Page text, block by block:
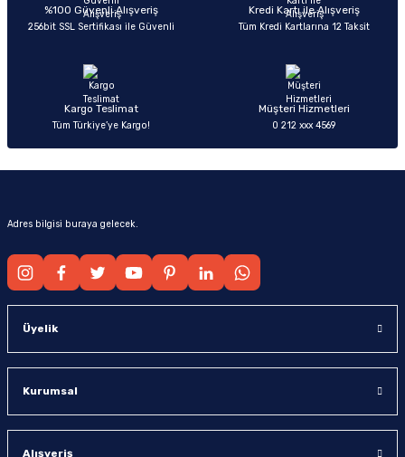
Ürün bilgilerinde hatalar bulunuyor.
Ürün fiyatı diğer sitelerden daha pahalı.
%100 Güvenli Alışveriş
256bit SSL Sertifikası ile Güvenli
Kredi Kartı ile Alışveriş
Tüm Kredi Kartlarına 12 Taksit
Kargo Teslimat
Tüm Türkiye’ye Kargo!
Müşteri Hizmetleri
0 212 xxx 4569
Adres bilgisi buraya gelecek.
Üyelik
Kurumsal
Alışveriş